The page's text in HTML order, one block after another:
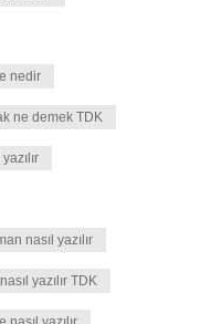
nedir
ne demek TDK
nasıl yazılır
yazılır TDK